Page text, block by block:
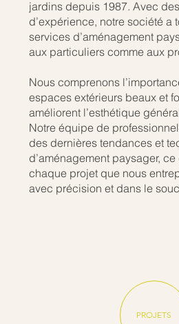
jardins depuis 1987. Avec
d’expérience, notre société a
services d’aménagement
aux particuliers comme aux
Nous comprenons
espaces extérieurs beaux et
améliorent l’esthétique
Notre équipe de
des dernières tendances et
d’aménagement paysager,
chaque projet que nous
avec précision et dans le
PROJETS